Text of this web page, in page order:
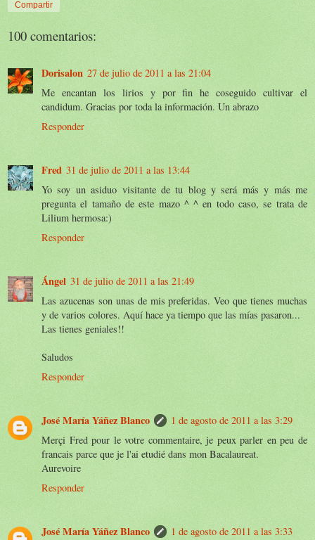
Compartir
100 comentarios:
Dorisalon 27 de julio de 2011 a las 21:04
Me encantan los lirios y por fin he coseguido cultivar el
candidum. Gracias por toda la información. Un abrazo
Responder
Fred 31 de julio de 2011 a las 13:44
Yo soy un asiduo visitante de tu blog y será más y más me
pregunta el tamaño de este mazo ^ ^ en todo caso, se trata de
Lilium hermosa:)
Responder
Ángel 31 de julio de 2011 a las 21:49
Las azucenas son unas de mis preferidas. Veo que tienes muchas
y de varios colores. Aquí hace ya tiempo que las mías pasaron...
Las tienes geniales!!
Saludos
Responder
José María Yáñez Blanco
1 de agosto de 2011 a las 3:29
Merçi Fred pour le votre commentaire, je peux parler en peu de
francais parce que je l'ai etudié dans mon Bacalaureat.
Aurevoire
Responder
José María Yáñez Blanco
1 de agosto de 2011 a las 3:33